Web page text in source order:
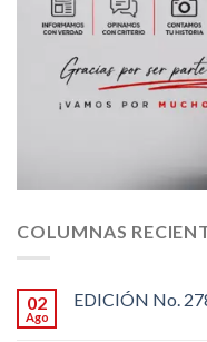
COLUMNAS
02
Ago
EDICIÓN No.